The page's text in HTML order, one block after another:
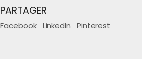
PARTAGER
Facebook LinkedIn Pinterest